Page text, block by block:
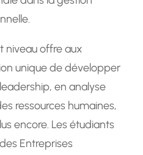
niveau offre aux
unique de développer
en analyse
ressources humaines,
encore. Les étudiants
Entreprises